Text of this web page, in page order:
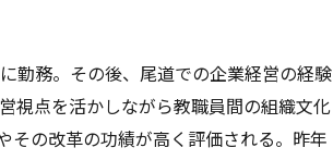
勤務。その後、尾道での企業経営の経験
視点を活かしながら教職員間の組織文化
その改革の功績が高く評価される。昨年